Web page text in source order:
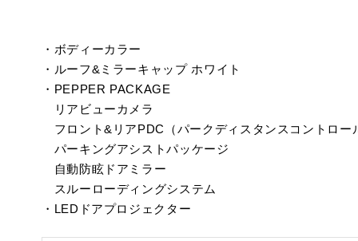
・ボディーカラー
・ルーフ&ミラーキャップ ホワイト
・PEPPER PACKAGE
リアビューカメラ
フロント&リアPDC（パークディスタンスコントロー
パーキングアシストパッケージ
自動防眩ドアミラー
スルーローディングシステム
・LEDドアプロジェクター